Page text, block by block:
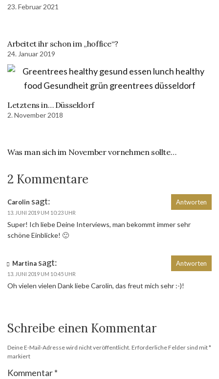
23. Februar 2021
Arbeitet ihr schon im „hoffice“?
24. Januar 2019
Letztens in… Düsseldorf
2. November 2018
Was man sich im November vornehmen sollte…
2 Kommentare
Carolin sagt:
13. JUNI 2019 UM 10:23 UHR
Super! Ich liebe Deine Interviews, man bekommt immer sehr
schöne Einblicke! 🙂
Antworten
Martina sagt:
13. JUNI 2019 UM 10:45 UHR
Oh vielen vielen Dank liebe Carolin, das freut mich sehr :-)!
Antworten
Schreibe einen Kommentar
Deine E-Mail-Adresse wird nicht veröffentlicht. Erforderliche Felder sind mit*
markiert
Kommentar*